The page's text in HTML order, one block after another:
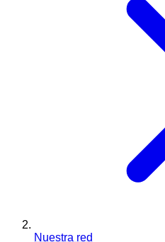
Nuestra red